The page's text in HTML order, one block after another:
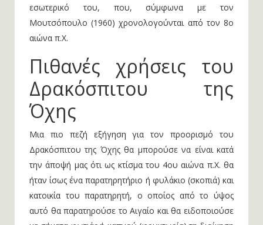
εσωτερικό του, που, σύμφωνα με τον
Μουτσόπουλο (1960) χρονολογούνται από τον 8ο
αιώνα π.Χ.
Πιθανές χρήσεις του
Δρακόσπιτου της
Όχης
Μια πιο πεζή εξήγηση για τον προορισμό του
Δρακόσπιτου της Όχης θα μπορούσε να είναι κατά
την άποψή μας ότι ως κτίσμα του 4ου αιώνα π.Χ. θα
ήταν ίσως ένα παρατηρητήριο ή φυλάκιο (σκοπιά) και
κατοικία του παρατηρητή, ο οποίος από το ύψος
αυτό θα παρατηρούσε το Αιγαίο και θα ειδοποιούσε